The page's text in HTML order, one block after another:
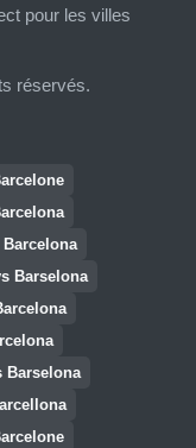
pour les villes
réservés.
Barselona
Barselona